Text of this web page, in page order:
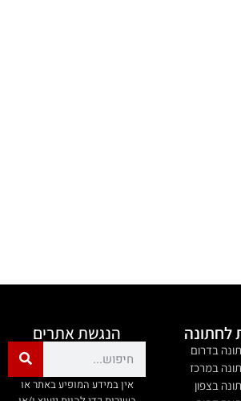
לחתונה
בדרום
במרכז
בצפון
הנגשת אתרים
אין במידע המופיע באתר או